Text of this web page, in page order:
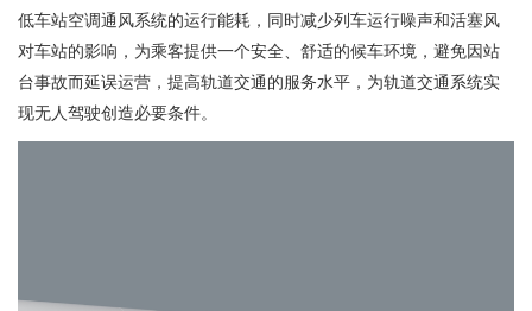
低车站空调通风系统的运行能耗，同时减少列车运行噪声和活塞风
对车站的影响，为乘客提供一个安全、舒适的候车环境，避免因站
台事故而延误运营，提高轨道交通的服务水平，为轨道交通系统实
现无人驾驶创造必要条件。